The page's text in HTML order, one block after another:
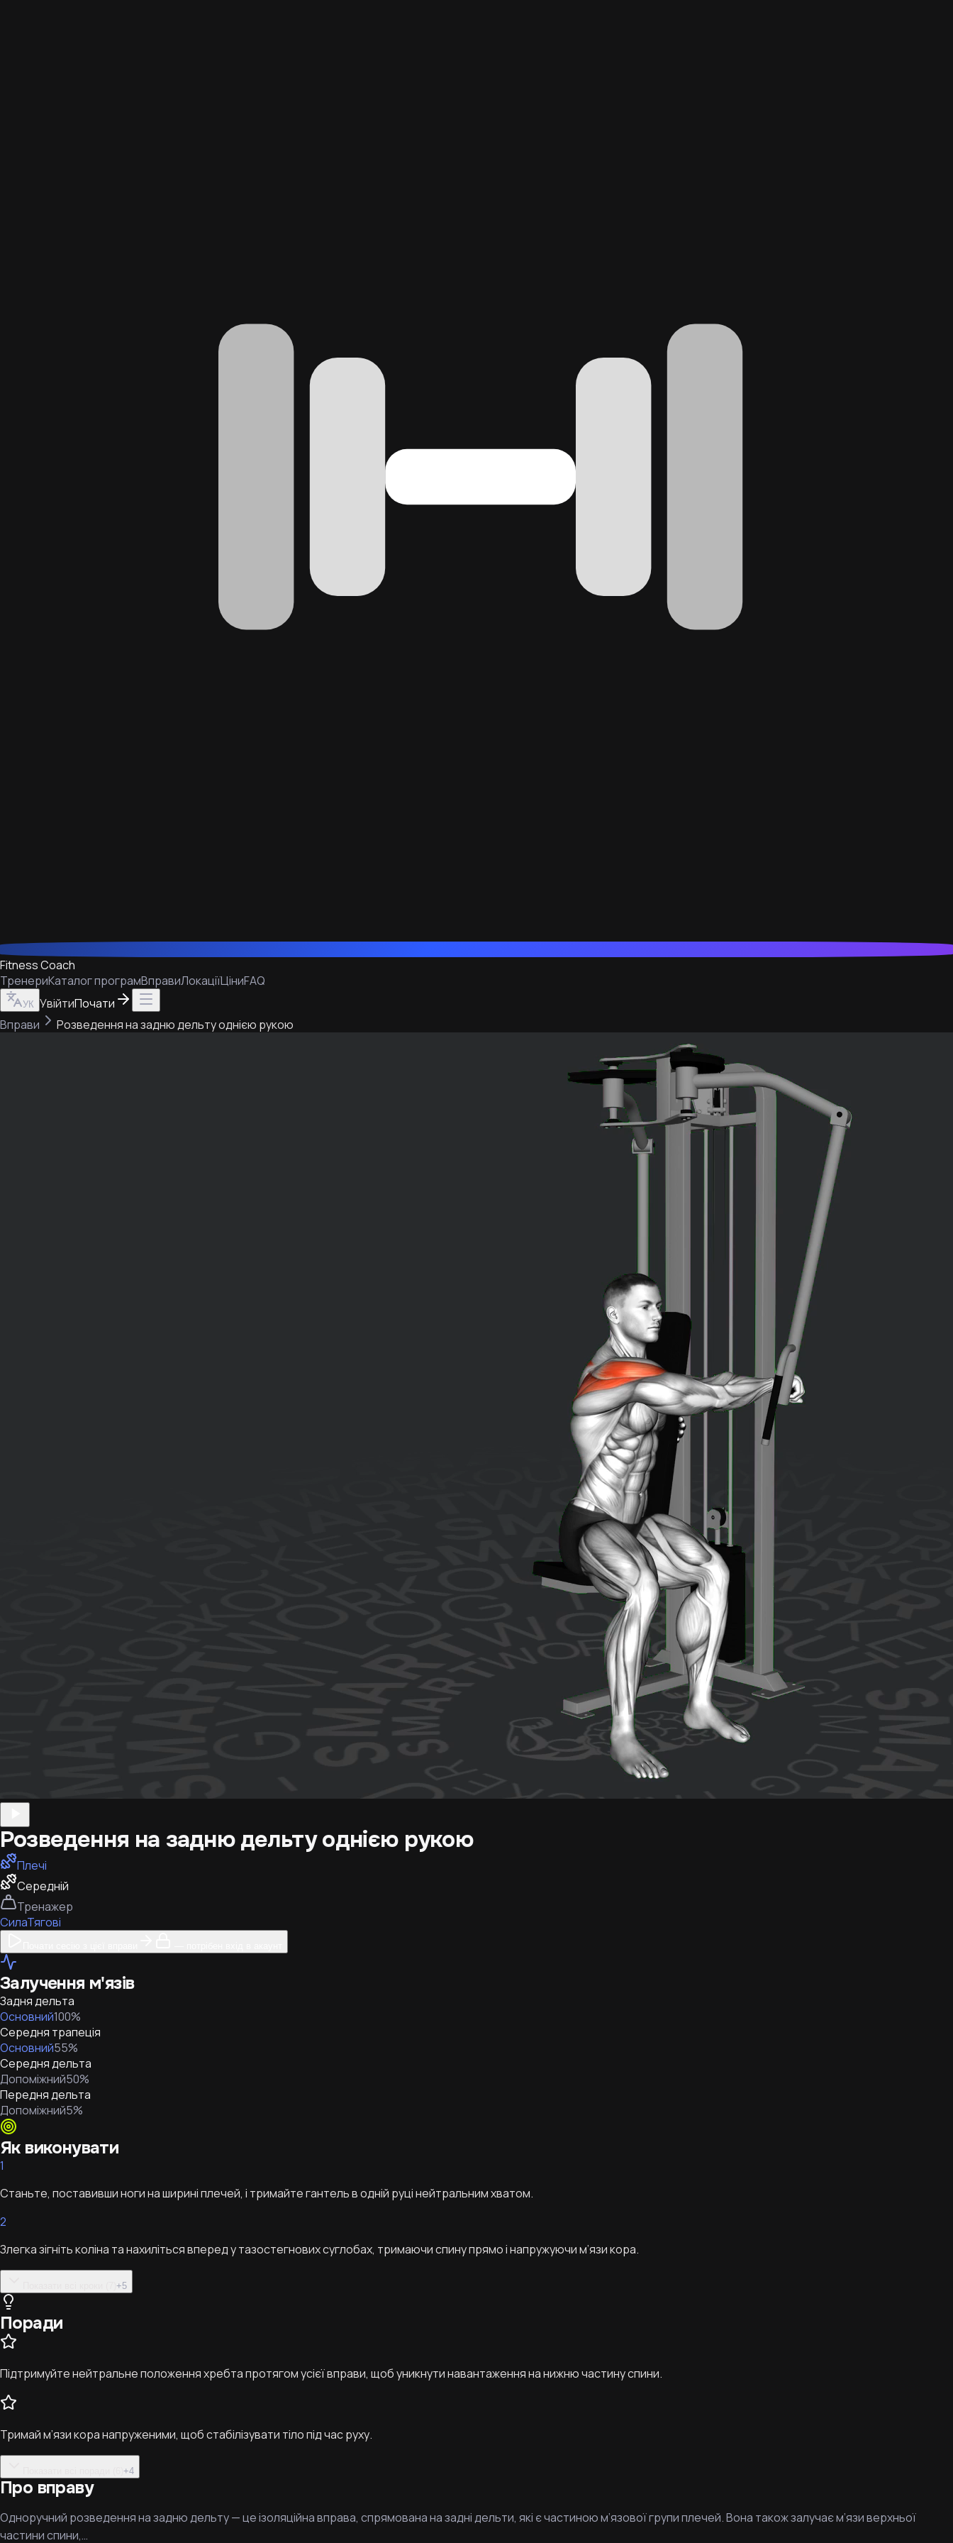
Fitness Coach
ТренериКаталог програмВправиЛокаціїЦіниFAQ
УК УвійтиПочати
Вправи
Розведення на задню дельту однією рукою
Розведення на задню дельту однією рукою
Плечі
Середній
Тренажер
СилаТягові
Залучення м'язів
Задня дельта
Основний100%
Середня трапеція
Основний55%
Середня дельта
Допоміжний50%
Передня дельта
Допоміжний5%
Як виконувати
1
Станьте, поставивши ноги на ширині плечей, і тримайте гантель в одній руці нейтральним хватом.
2
Злегка зігніть коліна та нахиліться вперед у тазостегнових суглобах, тримаючи спину прямо і напружуючи м’язи кора.
+5
Поради
Підтримуйте нейтральне положення хребта протягом усієї вправи, щоб уникнути навантаження на нижню частину спини.
Тримай м’язи кора напруженими, щоб стабілізувати тіло під час руху.
+4
Про вправу
Одноручний розведення на задню дельту — це ізоляційна вправа, спрямована на задні дельти, які є частиною м’язової групи плечей. Вона також залучає м’язи верхньої
частини спини,…